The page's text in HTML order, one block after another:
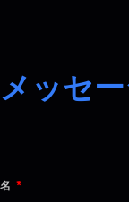
メッセ
名